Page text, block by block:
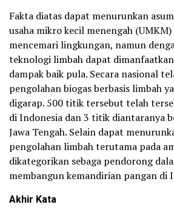
Fakta diatas dapat menurunkan
usaha mikro kecil menengah
mencemari lingkungan, namun
teknologi limbah dapat
dampak baik pula. Secara nasional
pengolahan biogas berbasis limbah
digarap. 500 titik tersebut telah
di Indonesia dan 3 titik diantaranya
Jawa Tengah. Selain dapat
pengolahan limbah terutama pada
dikategorikan sebaga pendorong
membangun kemandirian pangan di
Akhir Kata